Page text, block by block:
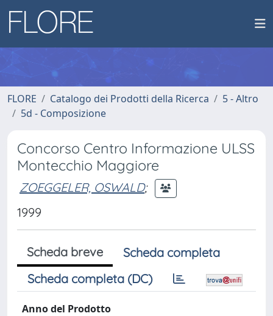
FLORE Catalogo dei Prodotti della Ricerca
5 - Altro
5d - Composizione
Concorso Centro Informazione ULSS
Montecchio Maggiore
ZOEGGELER, OSWALD;
1999
Scheda breve
Scheda completa
Scheda completa (DC)
Anno del Prodotto